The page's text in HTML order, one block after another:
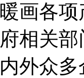
画各
相关
外众